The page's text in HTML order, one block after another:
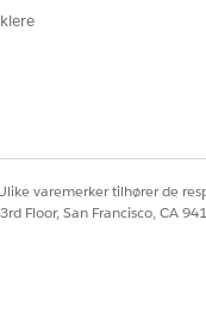
varemerker tilhører de
Floor, San Francisco, CA